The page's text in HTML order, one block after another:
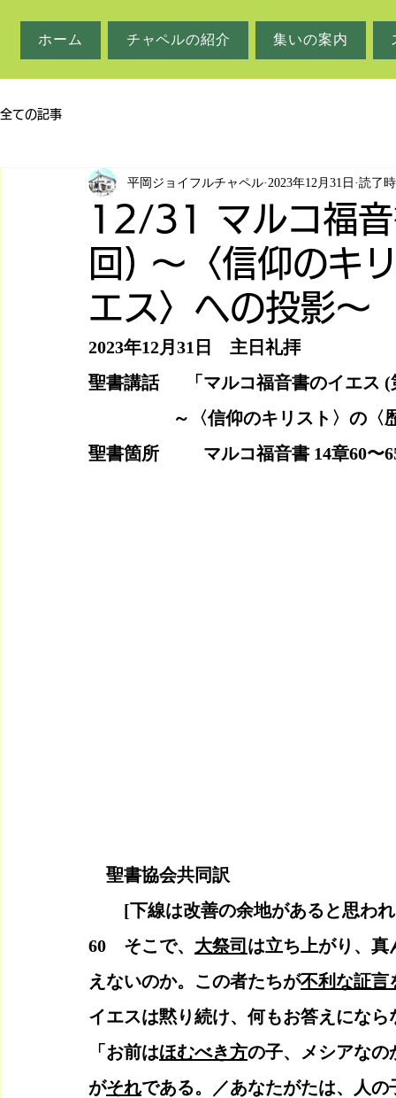
ホーム チャペルの紹介 集いの案内
全ての記事
12/31 マルコ福
回) ～〈信仰のキ
エス〉への投影〜
平岡ジョイフルチャペル 2023年12月31日 読了
2023年12月31日　主日礼拝
聖書講話　  「マルコ福音書のイエス (
～〈信仰のキリスト〉の〈歴
聖書箇所　　  マルコ福音書 14章60〜
聖書協会共同訳
[下線は改善の余地があると思われ
60　そこで、 大祭司 は立ち上がり、真
えないのか。この者たちが不利な証言
イエスは黙り続け、何もお答えにな
「お前はほむべき方の子、メシアなの
がそれである。／あなたがたは、人の